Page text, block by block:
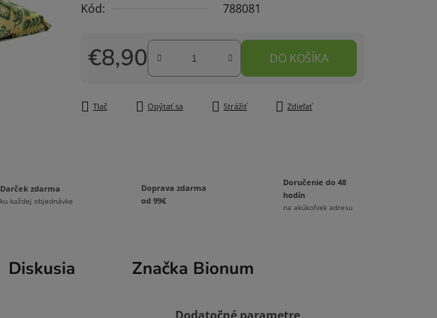
0,0
hviezdičiek.
Kód:
788081
€8,90
Jednotková cena:
DO KOŠÍKA
Tlač Opýtať sa Strážiť Zdieľať
Darček zdarma
ku každej objednávke
Doprava zdarma
od 99€
Doručenie do 48
hodín
na akúkoľvek adresu
Diskusia Značka Bionum